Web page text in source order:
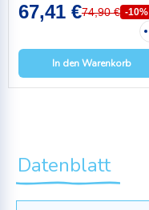
67,41 €74,90 € -10%
In den Warenkorb
Datenblatt